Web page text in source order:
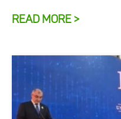
READ MORE >